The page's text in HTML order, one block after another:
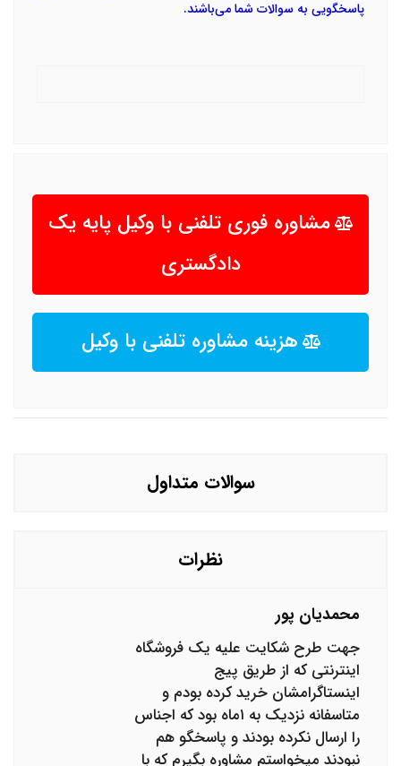
پاسخگویی به سوالات شما می‌باشند.
مشاوره فوری تلفنی با وکیل پایه یک
دادگستری
هزینه مشاوره تلفنی با وکیل
سوالات متداول
نظرات
محمدیان پور
جهت طرح شکایت علیه یک فروشگاه
اینترنتی که از طریق پیج
اینستاگرامشان خرید کرده بودم و
متاسفانه نزدیک به ۱ماه بود که اجناس
را ارسال نکرده بودند و پاسخگو هم
نبودند میخواستم مشاوره بگیرم که با